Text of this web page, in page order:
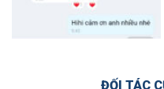
ĐỐI TÁC